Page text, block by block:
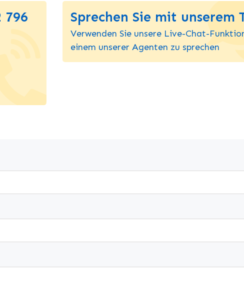
796
Sprechen Sie mit unserem
Verwenden Sie unsere Live-Chat-
einem unserer Agenten zu sprechen